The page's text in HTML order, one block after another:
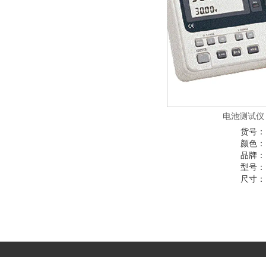
电池测试仪
货号：
颜色：
品牌：
型号：
尺寸：